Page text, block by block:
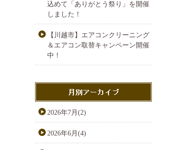
込めて「ありがとう祭り」を開催
しました！
【川越市】エアコンクリーニング
＆エアコン取替キャンペーン開催
中！
2026年7月(2)
2026年6月(4)